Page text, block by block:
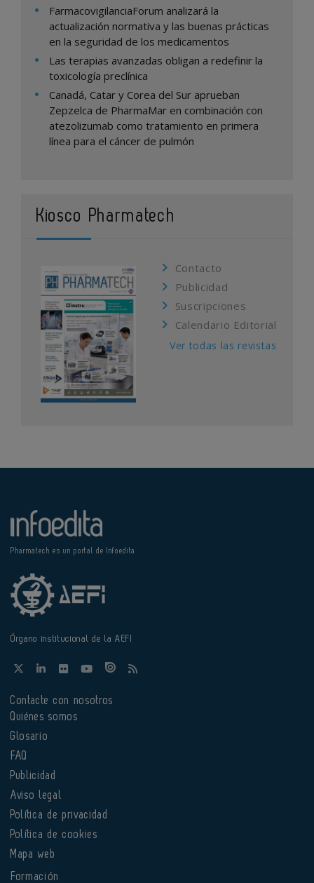
FarmacovigilanciaForum analizará la
actualización normativa y las buenas prácticas
en la seguridad de los medicamentos
Las terapias avanzadas obligan a redefinir la
toxicología preclínica
Canadá, Catar y Corea del Sur aprueban
Zepzelca de PharmaMar en combinación con
atezolizumab como tratamiento en primera
línea para el cáncer de pulmón
Kiosco Pharmatech
Contacto
Publicidad
Suscripciones
Calendario Editorial
Ver todas las revistas
Pharmatech es un portal de Infoedita
Órgano institucional de la AEFI
Contacte con nosotros
Quiénes somos
Glosario
FAQ
Publicidad
Aviso legal
Política de privacidad
Política de cookies
Mapa web
Formación